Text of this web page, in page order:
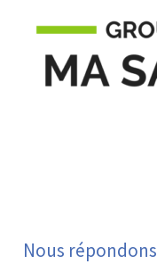
Nous répondons